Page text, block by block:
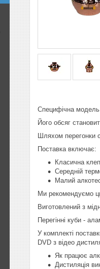
Специфічна модель
Його обсяг
Шляхом перегонки
Поставка включає:
Класична
Середній
Малий
Ми рекомендуємо
Виготовлений з
Перегінні куби -
У комплекті
DVD з відео
Як працює
Дистиляція